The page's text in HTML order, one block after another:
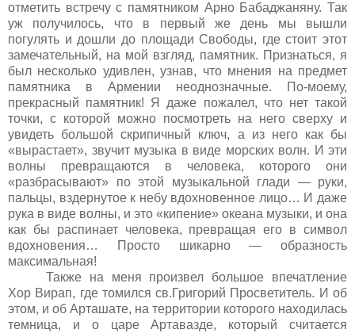
отметить встречу с памятником Арно Бабаджаняну. Так
уж получилось, что в первый же день мы вышли
погулять и дошли до площади Свободы, где стоит этот
замечательный, на мой взгляд, памятник. Признаться, я
был несколько удивлен, узнав, что мнения на предмет
памятника в Армении неоднозначные. По-моему,
прекрасный памятник! Я даже пожалел, что нет такой
точки, с которой можно посмотреть на него сверху и
увидеть большой скрипичный ключ, а из него как бы
«вырастает», звучит музыка в виде морских волн. И эти
волны превращаются в человека, которого они
«разбрасывают» по этой музыкальной глади — руки,
пальцы, вздернутое к небу вдохновенное лицо… И даже
рука в виде волны, и это «кипение» океана музыки, и она
как бы распинает человека, превращая его в символ
вдохновения… Просто шикарно — образность
максимальная!
Также на меня произвел большое впечатление
Хор Вирап, где томился св.Григорий Просветитель. И об
этом, и об Арташате, на территории которого находилась
темница, и о царе Артавазде, который считается